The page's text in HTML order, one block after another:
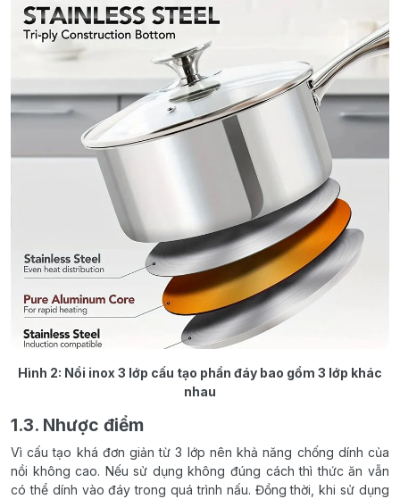
Hình 2: Nồi inox 3 lớp cấu tạo phần đáy bao gồm 3 lớp khác
nhau
1.3. Nhược điểm
Vì cấu tạo khá đơn giản từ 3 lớp nên khả năng chống dính của
nồi không cao. Nếu sử dụng không đúng cách thì thức ăn vẫn
có thể dính vào đáy trong quá trình nấu. Đồng thời, khi sử dụng